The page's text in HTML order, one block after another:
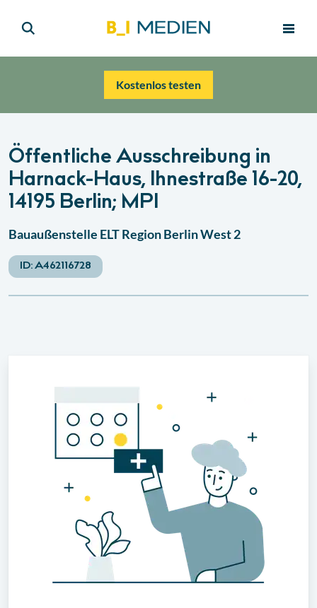
Kostenlos testen
Öffentliche Ausschreibung in
Harnack-Haus, Ihnestraße 16-20,
14195 Berlin; MPI
Bauaußenstelle ELT Region Berlin West 2
ID:A462116728